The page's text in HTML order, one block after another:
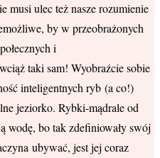
musi ulec też nasze rozumienie
by w przeobrażonych
i
taki sam! Wyobraźcie sobie
inteligentnych ryb (a co!)
jeziorko. Rybki-mądrale od
wodę, bo tak zdefiniowały swój
ubywać, jest jej coraz